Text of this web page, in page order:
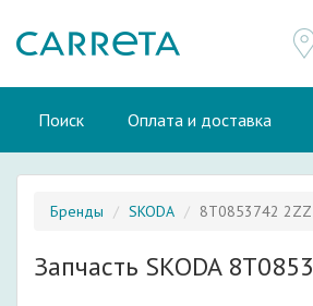
Поиск Оплата и доставка
Бренды SKODA 8T0853742 2ZZ
Запчасть SKODA